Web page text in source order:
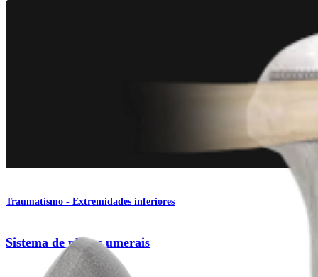
Traumatismo - Extremidades inferiores
Sistema de placas umerais